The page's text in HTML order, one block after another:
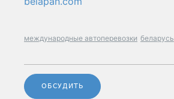
международные автоперевозки беларусь
ОБСУДИТЬ